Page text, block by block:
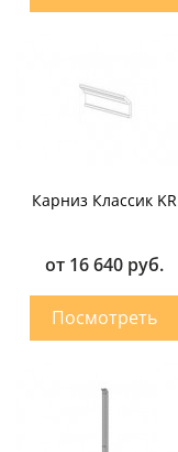
Карниз Классик KR
от 16 640 руб.